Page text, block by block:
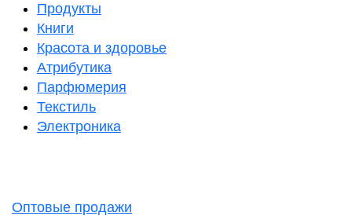
Продукты
Книги
Красота и здоровье
Атрибутика
Парфюмерия
Текстиль
Электроника
Оптовые продажи